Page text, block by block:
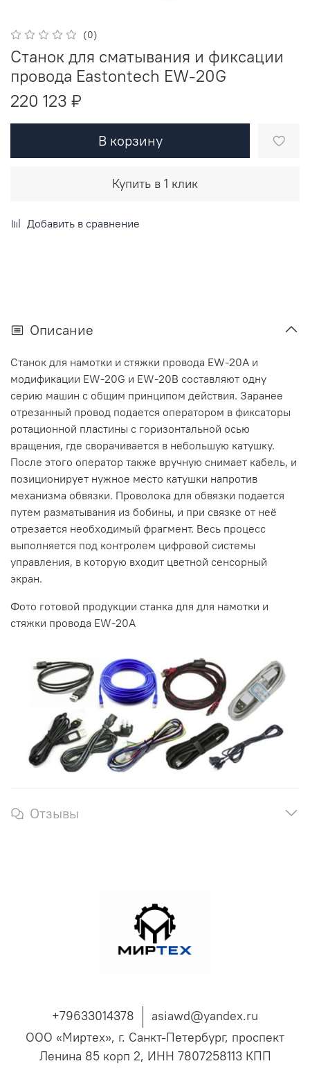
(0)
Станок для сматывания и фиксации
провода Eastontech EW-20G
220 123 ₽
В корзину
Купить в 1 клик
Добавить в сравнение
Описание
Станок для намотки и стяжки провода EW-20A и
модификации EW-20G и EW-20В составляют одну
серию машин с общим принципом действия. Заранее
отрезанный провод подается оператором в фиксаторы
ротационной пластины с горизонтальной осью
вращения, где сворачивается в небольшую катушку.
После этого оператор также вручную снимает кабель, и
позиционирует нужное место катушки напротив
механизма обвязки. Проволока для обвязки подается
путем разматывания из бобины, и при связке от неё
отрезается необходимый фрагмент. Весь процесс
выполняется под контролем цифровой системы
управления, в которую входит цветной сенсорный
экран.
Фото готовой продукции станка для для намотки и
стяжки провода EW-20A
Отзывы
+79633014378
asiawd@yandex.ru
ООО «Миртех», г. Санкт-Петербург, проспект
Ленина 85 корп 2, ИНН 7807258113 КПП